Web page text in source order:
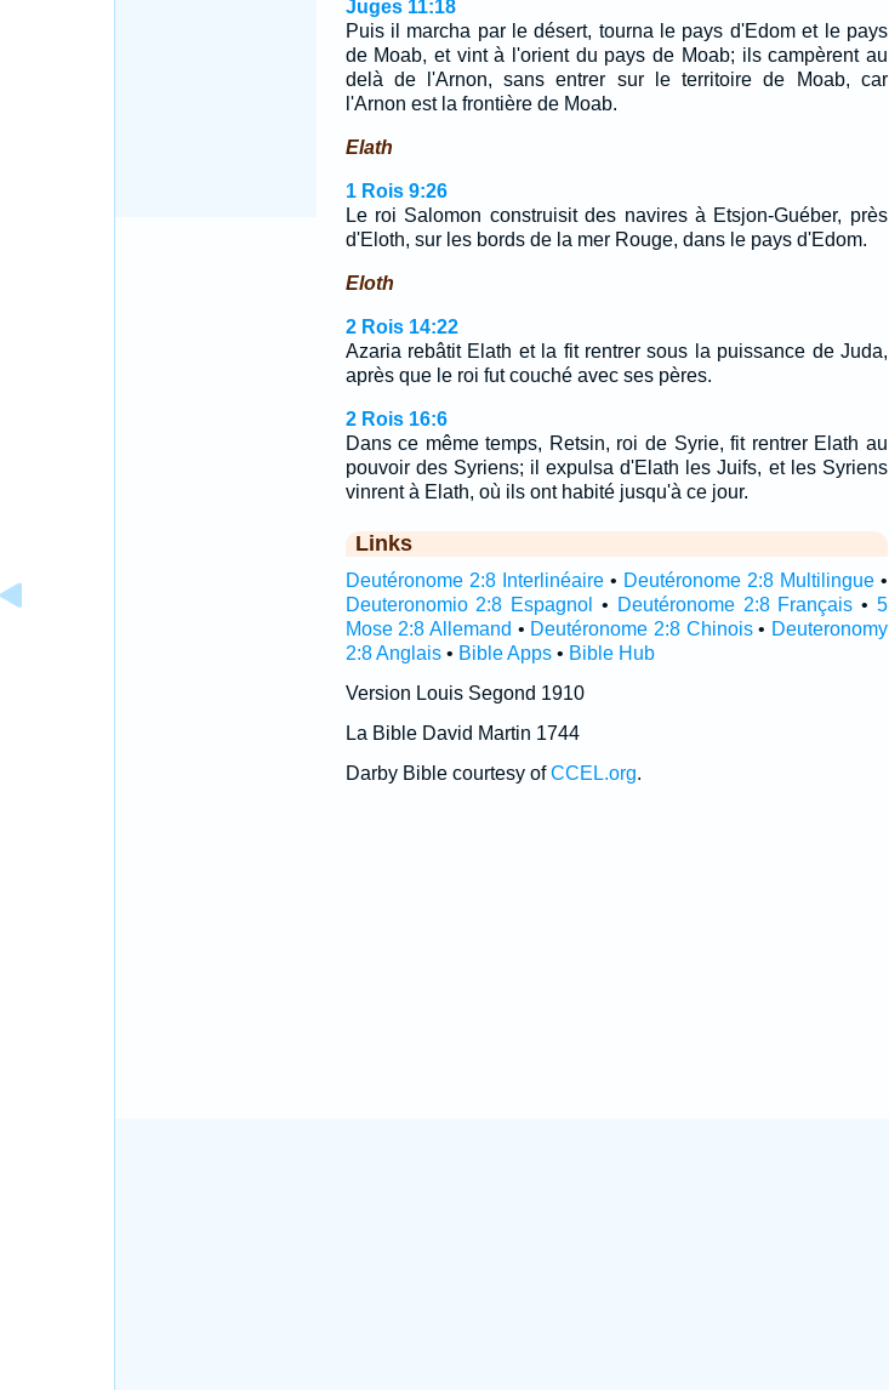
Juges 11:18
Puis il marcha par le désert, tourna le pays d'Edom et le pays
de Moab, et vint à l'orient du pays de Moab; ils campèrent au
delà de l'Arnon, sans entrer sur le territoire de Moab, car
l'Arnon est la frontière de Moab.
Elath
1 Rois 9:26
Le roi Salomon construisit des navires à Etsjon-Guéber, près
d'Eloth, sur les bords de la mer Rouge, dans le pays d'Edom.
Eloth
2 Rois 14:22
Azaria rebâtit Elath et la fit rentrer sous la puissance de Juda,
après que le roi fut couché avec ses pères.
2 Rois 16:6
Dans ce même temps, Retsin, roi de Syrie, fit rentrer Elath au
pouvoir des Syriens; il expulsa d'Elath les Juifs, et les Syriens
vinrent à Elath, où ils ont habité jusqu'à ce jour.
Links
Deutéronome 2:8 Interlinéaire• Deutéronome 2:8 Multilingue•
Deuteronomio 2:8 Espagnol
• Deutéronome 2:8 Français • 5
Mose 2:8 Allemand • Deutéronome 2:8 Chinois• Deuteronomy
2:8 Anglais• Bible Apps• Bible Hub
Version Louis Segond 1910
La Bible David Martin 1744
Darby Bible courtesy ofCCEL.org.